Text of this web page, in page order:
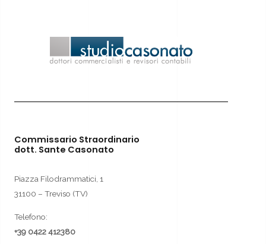
Commissario Straordinario
dott. Sante Casonato
Piazza Filodrammatici, 1
31100 – Treviso (TV)
Telefono:
+39 0422 412380